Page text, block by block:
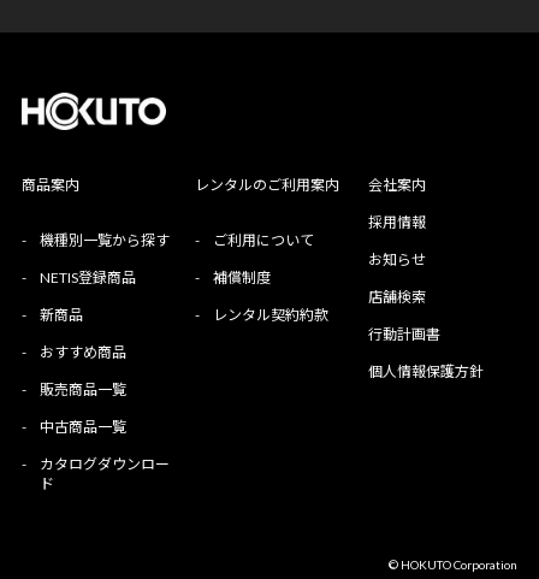
商品案内
- 機種別一覧から探す
- NETIS登録商品
- 新商品
- おすすめ商品
- 販売商品一覧
- 中古商品一覧
-
カタログダウンロー
ド
レンタルのご利用案内
- ご利用について
- 補償制度
- レンタル契約約款
会社案内
採用情報
お知らせ
店舗検索
行動計画書
個人情報保護方針
© HOKUTO Corporation